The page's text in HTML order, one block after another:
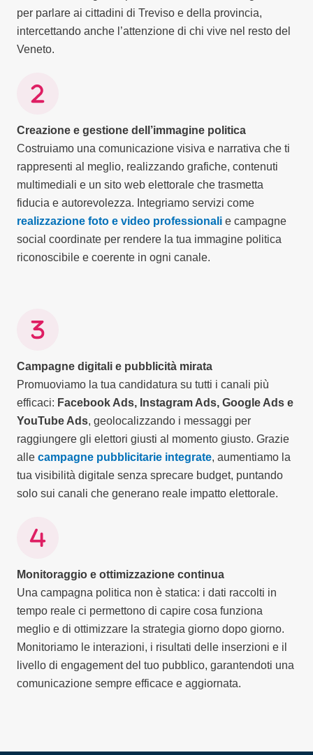
per parlare ai cittadini di Treviso e della provincia,
intercettando anche l’attenzione di chi vive nel resto del
Veneto.
Creazione e gestione dell’immagine politica
Costruiamo una comunicazione visiva e narrativa che ti
rappresenti al meglio, realizzando grafiche, contenuti
multimediali e un sito web elettorale che trasmetta
fiducia e autorevolezza. Integriamo servizi come
realizzazione foto e video professionali e campagne
social coordinate per rendere la tua immagine politica
riconoscibile e coerente in ogni canale.
Campagne digitali e pubblicità mirata
Promuoviamo la tua candidatura su tutti i canali più
efficaci: Facebook Ads, Instagram Ads, Google Ads e
YouTube Ads, geolocalizzando i messaggi per
raggiungere gli elettori giusti al momento giusto. Grazie
alle campagne pubblicitarie integrate, aumentiamo la
tua visibilità digitale senza sprecare budget, puntando
solo sui canali che generano reale impatto elettorale.
Monitoraggio e ottimizzazione continua
Una campagna politica non è statica: i dati raccolti in
tempo reale ci permettono di capire cosa funziona
meglio e di ottimizzare la strategia giorno dopo giorno.
Monitoriamo le interazioni, i risultati delle inserzioni e il
livello di engagement del tuo pubblico, garantendoti una
comunicazione sempre efficace e aggiornata.